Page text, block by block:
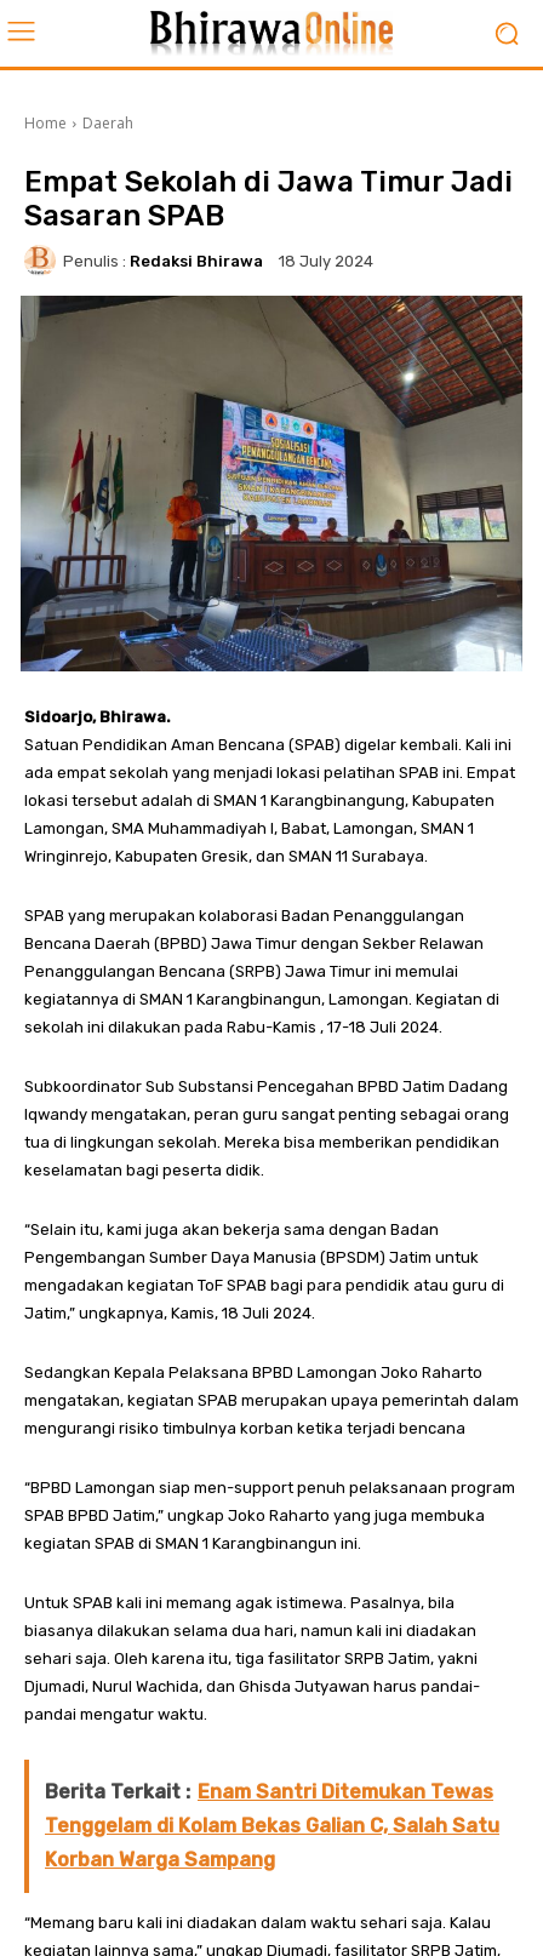
Home Daerah
Empat Sekolah di Jawa Timur Jadi
Sasaran SPAB
Penulis : Redaksi Bhirawa 18 July 2024
Sidoarjo, Bhirawa.
Satuan Pendidikan Aman Bencana (SPAB) digelar kembali. Kali ini
ada empat sekolah yang menjadi lokasi pelatihan SPAB ini. Empat
lokasi tersebut adalah di SMAN 1 Karangbinangung, Kabupaten
Lamongan, SMA Muhammadiyah I, Babat, Lamongan, SMAN 1
Wringinrejo, Kabupaten Gresik, dan SMAN 11 Surabaya.
SPAB yang merupakan kolaborasi Badan Penanggulangan
Bencana Daerah (BPBD) Jawa Timur dengan Sekber Relawan
Penanggulangan Bencana (SRPB) Jawa Timur ini memulai
kegiatannya di SMAN 1 Karangbinangun, Lamongan. Kegiatan di
sekolah ini dilakukan pada Rabu-Kamis , 17-18 Juli 2024.
Subkoordinator Sub Substansi Pencegahan BPBD Jatim Dadang
Iqwandy mengatakan, peran guru sangat penting sebagai orang
tua di lingkungan sekolah. Mereka bisa memberikan pendidikan
keselamatan bagi peserta didik.
“Selain itu, kami juga akan bekerja sama dengan Badan
Pengembangan Sumber Daya Manusia (BPSDM) Jatim untuk
mengadakan kegiatan ToF SPAB bagi para pendidik atau guru di
Jatim,” ungkapnya, Kamis, 18 Juli 2024.
Sedangkan Kepala Pelaksana BPBD Lamongan Joko Raharto
mengatakan, kegiatan SPAB merupakan upaya pemerintah dalam
mengurangi risiko timbulnya korban ketika terjadi bencana
“BPBD Lamongan siap men-support penuh pelaksanaan program
SPAB BPBD Jatim,” ungkap Joko Raharto yang juga membuka
kegiatan SPAB di SMAN 1 Karangbinangun ini.
Untuk SPAB kali ini memang agak istimewa. Pasalnya, bila
biasanya dilakukan selama dua hari, namun kali ini diadakan
sehari saja. Oleh karena itu, tiga fasilitator SRPB Jatim, yakni
Djumadi, Nurul Wachida, dan Ghisda Jutyawan harus pandai-
pandai mengatur waktu.
Berita Terkait : Enam Santri Ditemukan Tewas
Tenggelam di Kolam Bekas Galian C, Salah Satu
Korban Warga Sampang
“Memang baru kali ini diadakan dalam waktu sehari saja. Kalau
kegiatan lainnya sama,” ungkap Djumadi, fasilitator SRPB Jatim,